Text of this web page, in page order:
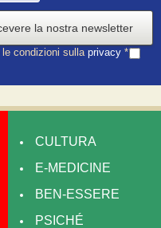
la nostra newsletter
condizioni sullaprivacy *
CULTURA
E-MEDICINE
BEN-ESSERE
PSICHÉ